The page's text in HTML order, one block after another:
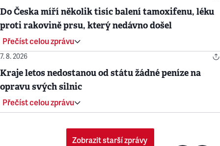
Do Česka míří několik tisíc balení tamoxifenu, léku
proti rakovině prsu, který nedávno došel
Přečíst celou zprávu
7. 8. 2026
Kraje letos nedostanou od státu žádné peníze na
opravu svých silnic
Přečíst celou zprávu
Zobrazit starší zprávy